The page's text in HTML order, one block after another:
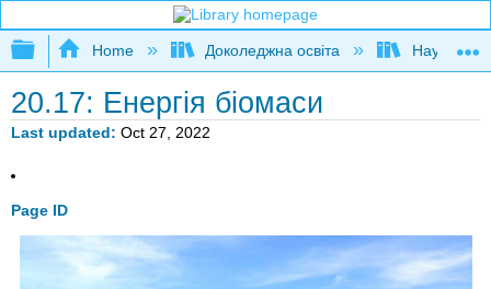
Expand/collapse global hierarchy
Home Доколеджна освіта Наука і
20.17: Енергія біомаси
Last updated Oct 27, 2022
Page ID